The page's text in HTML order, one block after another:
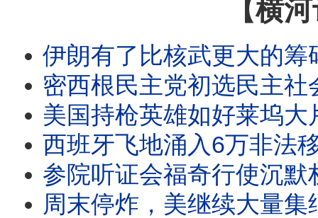
【横
伊朗有了比核武更大的筹码，中共半掩承认南海自己撞船，CNN承认
密西根民主党初选民主社会主义重击建制派，霍尔木兹海峡协
美国持枪英雄如好莱坞大片，康宁汉在压力下拒绝退
西班牙飞地涌入6万非法移民；哈马斯同意解除
参院听证会福奇行使沉默权，福奇日记泄真相，党媒又要认领菲尔
周末停炸，美继续大量集结；乌克兰里海截俄输伊军火，乌欲恢复1991年边